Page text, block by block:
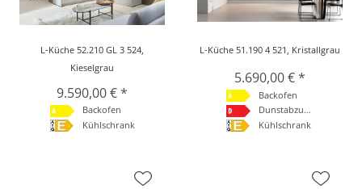
L-Küche 52.210 GL 3 524,
Kieselgrau
9.590,00 € *
Backofen
Kühlschrank
L-Küche 51.190 4 521, Kristallgrau
5.690,00 € *
Backofen
Dunstabzugshaube
Kühlschrank